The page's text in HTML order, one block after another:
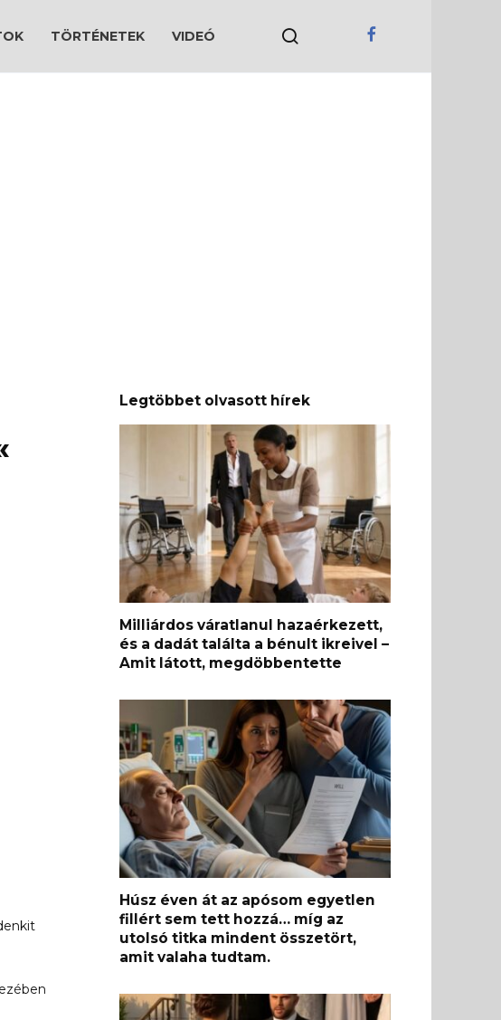
TÖRTÉNETEK VIDEÓ
Legtöbbet olvasott hírek
Milliárdos váratlanul hazaérkezett,
és a dadát találta a bénult ikreivel –
Amit látott, megdöbbentette
Húsz éven át az apósom egyetlen
fillért sem tett hozzá… míg az
utolsó titka mindent összetört,
amit valaha tudtam.